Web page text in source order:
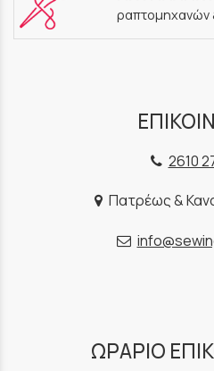
ραπτομηχανών
2610
Πατρέως &
ΩΡΑΡΙΟ